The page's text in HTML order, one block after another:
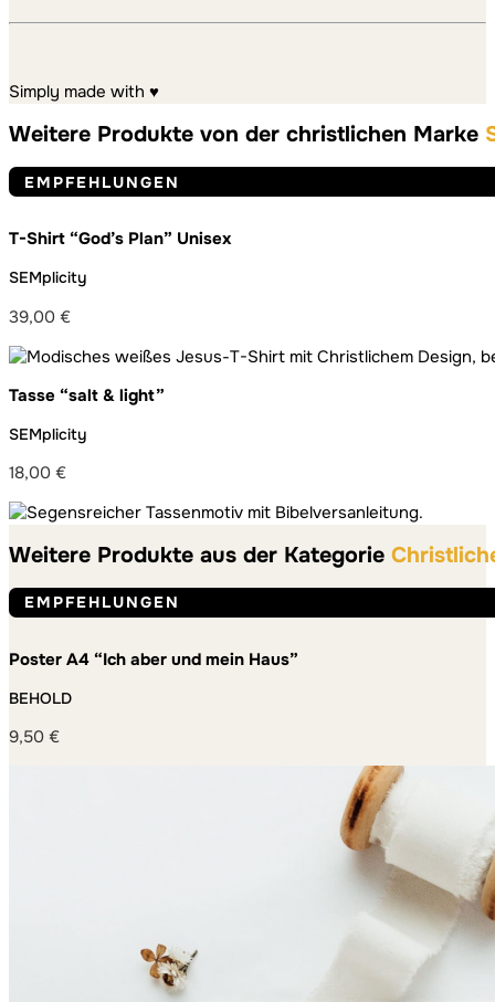
Simply made with ♥
Weitere Produkte von der christlichen Marke
EMPFEHLUNGEN
T-Shirt “God’s Plan” Unisex
SEMplicity
39,00 €
Tasse “salt & light”
SEMplicity
18,00 €
Weitere Produkte aus der Kategorie
EMPFEHLUNGEN
Poster A4 “Ich aber und mein Haus”
BEHOLD
9,50 €